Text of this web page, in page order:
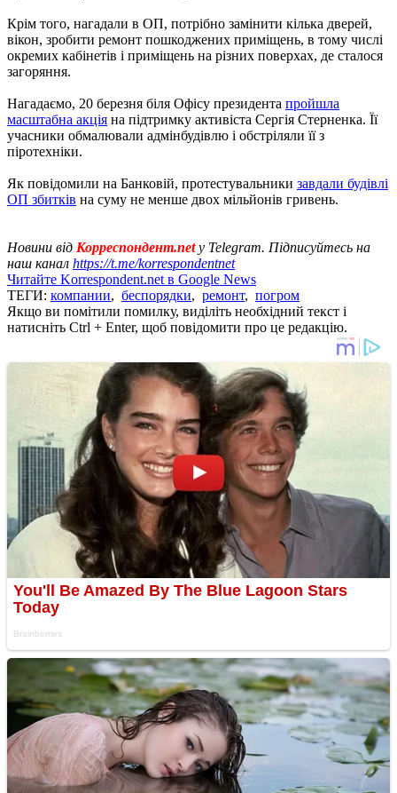
Крім того, нагадали в ОП, потрібно замінити кілька дверей,
вікон, зробити ремонт пошкоджених приміщень, в тому числі
окремих кабінетів і приміщень на різних поверхах, де сталося
загоряння.
Нагадаємо, 20 березня біля Офісу президента пройшла
масштабна акція на підтримку активіста Сергія Стерненка. Її
учасники обмалювали адмінбудівлю і обстріляли її з
піротехніки.
Як повідомили на Банковій, протестувальники завдали будівлі
ОП збитків на суму не менше двох мільйонів гривень.
Новини від Корреспондент.netу Telegram. Підписуйтесь на
наш канал https://t.me/korrespondentnet
Читайте Korrespondent.net в Google News
ТЕГИ: компании, беспорядки, ремонт, погром
Якщо ви помітили помилку, виділіть необхідний текст і
натисніть Ctrl + Enter, щоб повідомити про це редакцію.